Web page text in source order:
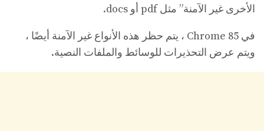
الأخرى غير الآمنة” مثل pdf أو docs.
في Chrome 85 ، يتم حظر هذه الأنواع غير الآمنة أيضًا ،
ويتم عرض التحذيرات للوسائط والملفات النصية.